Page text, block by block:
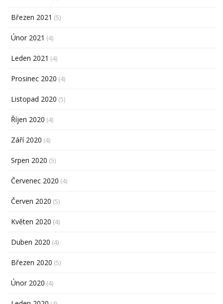
Březen 2021 (5)
Únor 2021 (4)
Leden 2021 (4)
Prosinec 2020 (4)
Listopad 2020 (5)
Říjen 2020 (4)
Září 2020 (4)
Srpen 2020 (5)
Červenec 2020 (4)
Červen 2020 (5)
Květen 2020 (4)
Duben 2020 (4)
Březen 2020 (5)
Únor 2020 (4)